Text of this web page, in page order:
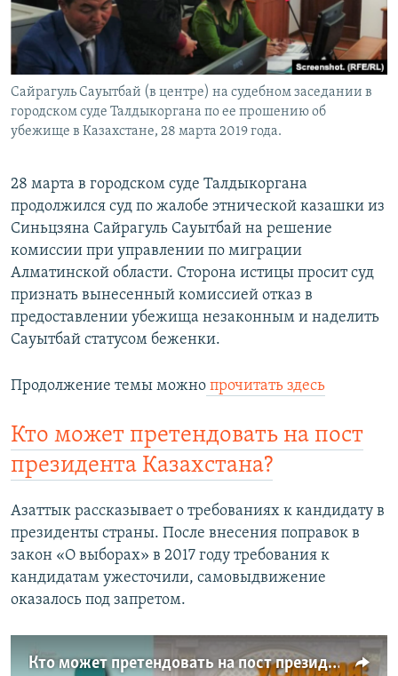
Сайрагуль Сауытбай (в центре) на судебном заседании в
городском суде Талдыкоргана по ее прошению об
убежище в Казахстане, 28 марта 2019 года.
28 марта в городском суде Талдыкоргана
продолжился суд по жалобе этнической казашки из
Синьцзяна Сайрагуль Сауытбай на решение
комиссии при управлении по миграции
Алматинской области. Сторона истицы просит суд
признать вынесенный комиссией отказ в
предоставлении убежища незаконным и наделить
Сауытбай статусом беженки.
Продолжение темы можно прочитать здесь
Кто может претендовать на пост
президента Казахстана?
Азаттык рассказывает о требованиях к кандидату в
президенты страны. После внесения поправок в
закон «О выборах» в 2017 году требования к
кандидатам ужесточили, самовыдвижение
оказалось под запретом.
Кто может претендовать на пост президента Казахстана?